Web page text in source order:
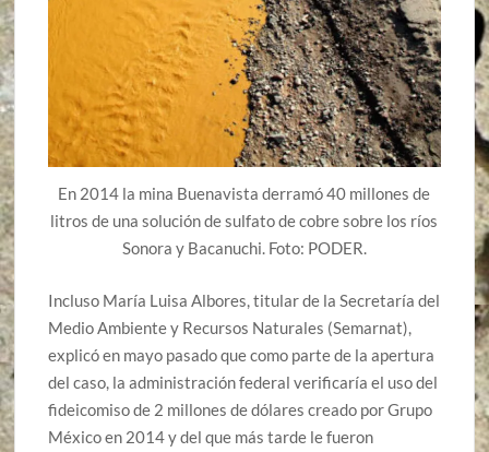
En 2014 la mina Buenavista derramó 40 millones de
litros de una solución de sulfato de cobre sobre los ríos
Sonora y Bacanuchi. Foto: PODER.
Incluso María Luisa Albores, titular de la Secretaría del
Medio Ambiente y Recursos Naturales (Semarnat),
explicó en mayo pasado que como parte de la apertura
del caso, la administración federal verificaría el uso del
fideicomiso de 2 millones de dólares creado por Grupo
México en 2014 y del que más tarde le fueron